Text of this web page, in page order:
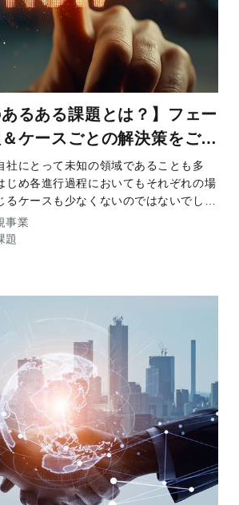
あるある課題とは？】フェー
ケースごとの解決策をご紹
社にとって未知の領域であることも多
じめ各進行過程においてもそれぞれの場
ケースも少なくないのではないでしょ
どんな流れで進み、そこにどんな落とし
じめ可視化、把握することが
事業
題